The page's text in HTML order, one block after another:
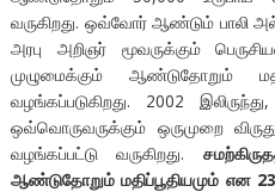
வருகிறது. ஒவ்வோர் ஆண்டும் பாலி
அரபு அறிஞர் மூவருக்கும்
முழுமைக்கும் ஆண்டுதோறும்
வழங்கப்படுகிறது. 2002
ஒவ்வொருவருக்கும் ஒருமுறை
வழங்கப்பட்டு வருகிறது.
ஆண்டுதோறும் மதிப்பூதியமும் என